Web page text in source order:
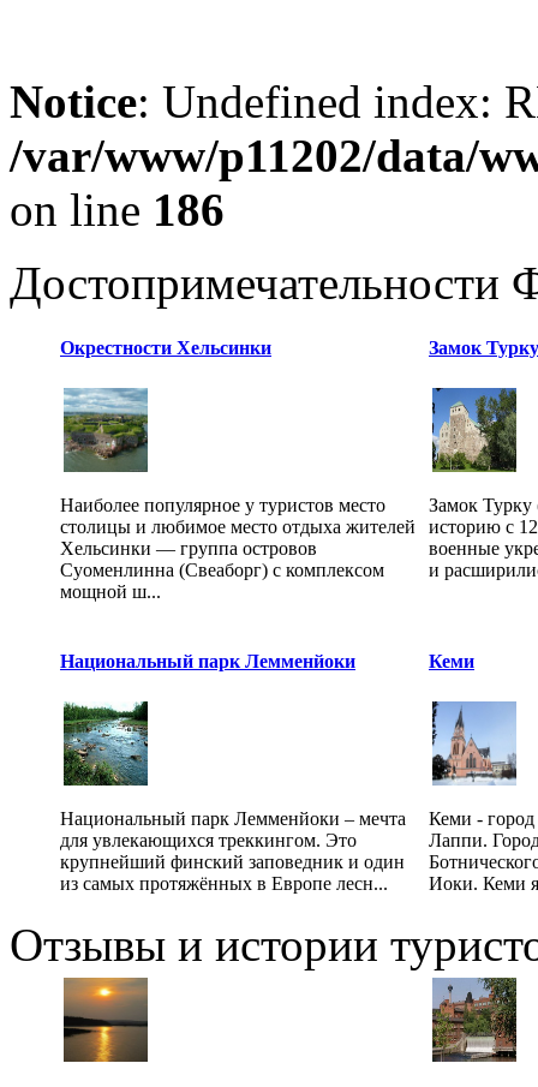
Notice: Undefined index:
/var/www/p11202/data/
on line 186
Достопримечательности
Окрестности Хельсинки
Наиболее популярное у туристов место
столицы и любимое место отдыха жителей
Хельсинки — группа островов
Суоменлинна (Свеаборг) с комплексом
мощной ш...
Замок
Замок Турку
историю с
военные
и
Национальный парк Лемменйоки
Национальный парк Лемменйоки – мечта
для увлекающихся треккингом. Это
крупнейший финский заповедник и один
из самых протяжённых в Европе лесн...
Кеми
Кеми -
Лаппи.
Иоки. Кеми
Отзывы и истории